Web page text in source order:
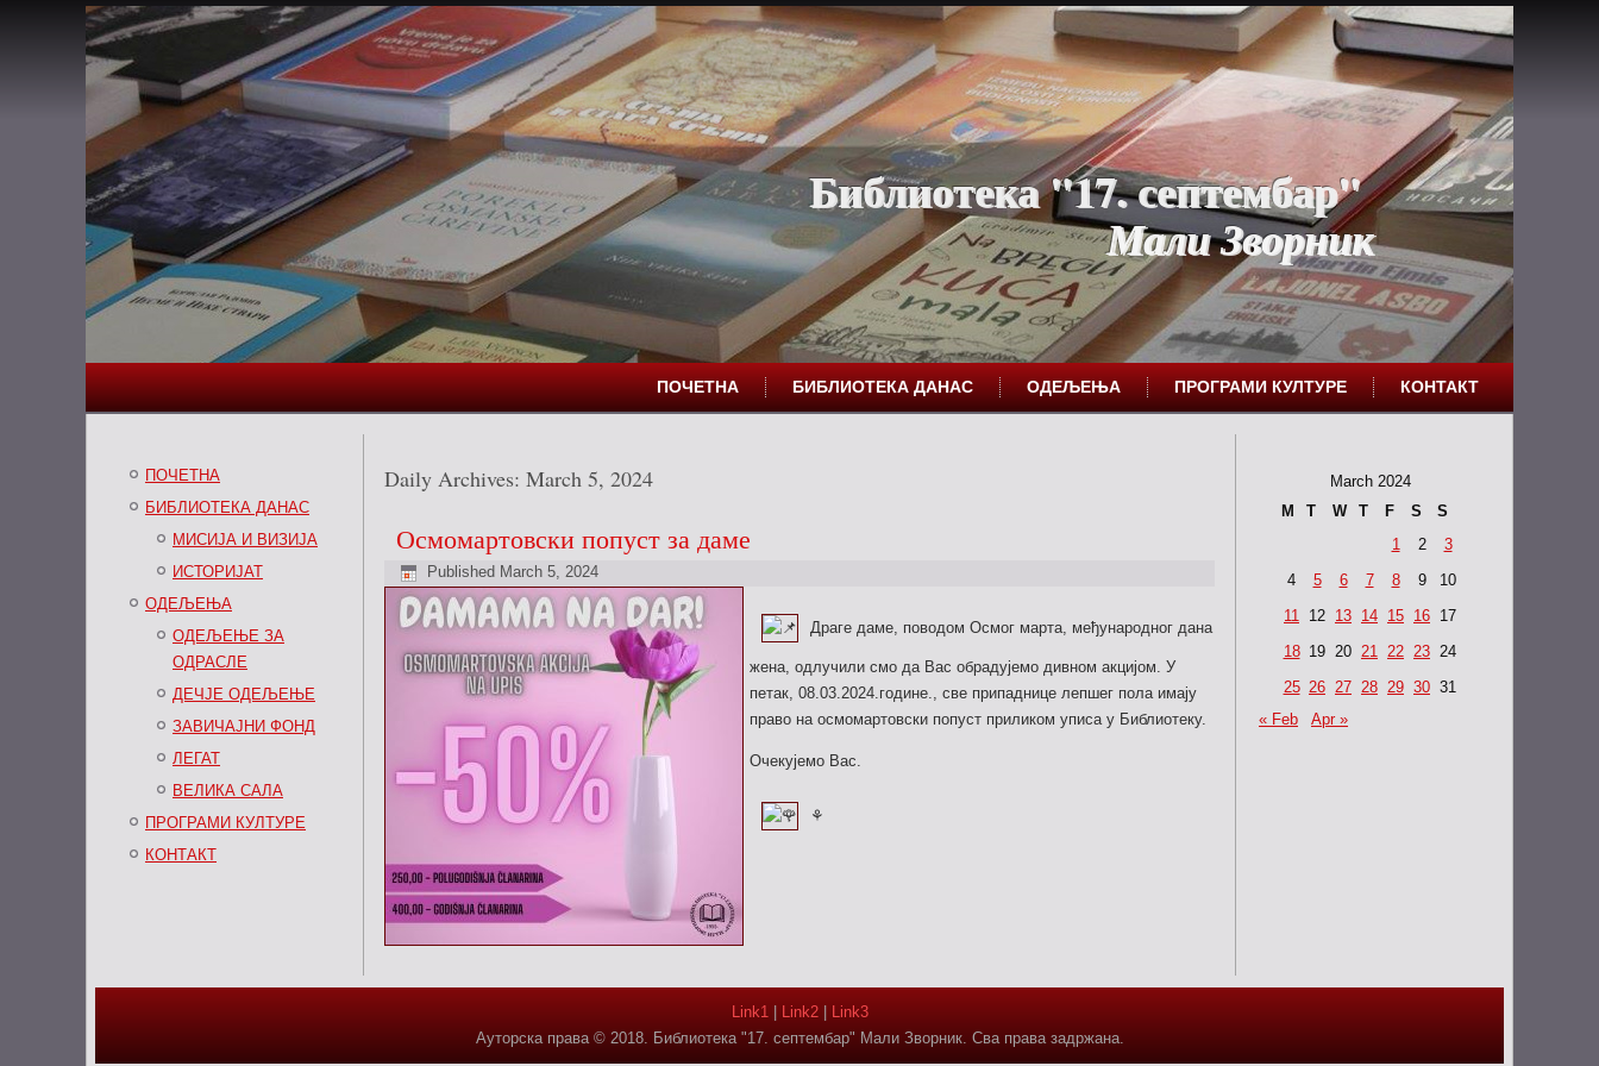
Библиотека "17. септембар"
Мали Зворник
ПОЧЕТНА БИБЛИОТЕКА ДАНАС ОДЕЉЕЊА ПРОГРАМИ КУЛТУРЕ КОНТАКТ
ПОЧЕТНА
БИБЛИОТЕКА ДАНАС
МИСИЈА И ВИЗИЈА
ИСТОРИЈАТ
ОДЕЉЕЊА
ОДЕЉЕЊЕ ЗА
ОДРАСЛЕ
ДЕЧЈЕ ОДЕЉЕЊЕ
ЗАВИЧАЈНИ ФОНД
ЛЕГАТ
ВЕЛИКА САЛА
ПРОГРАМИ КУЛТУРЕ
КОНТАКТ
Daily Archives: March 5, 2024
Осмомартовски попуст за даме
Published March 5, 2024
Драге даме, поводом Осмог марта, међународног дана
жена, одлучили смо да Вас обрадујемо дивном акцијом. У
петак, 08.03.2024.године., све припаднице лепшег пола имају
право на осмомартовски попуст приликом уписа у Библиотеку.
Очекујемо Вас.
⚘️
March 2024
M
T W T F S
S
1
2
3
4
5 6 7 8 9
10
11 12 13 14 15 16 17
18 19 20 21 22 23 24
25 26 27 28 29 30 31
« Feb
Apr »
Link1| Link2|
Link3
Ауторска права © 2018. Библиотека "17. септембар" Мали Зворник. Сва права задржана.